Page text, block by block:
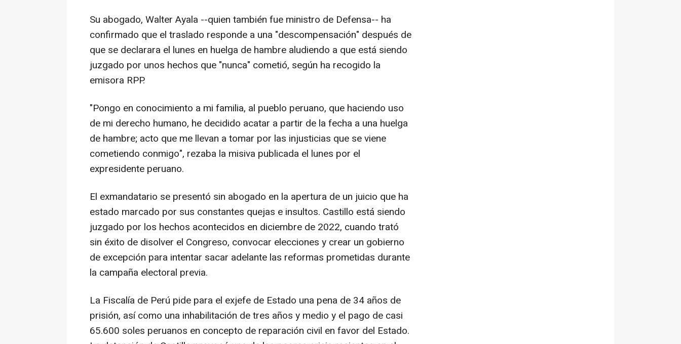
Su abogado, Walter Ayala --quien también fue ministro de Defensa-- ha
confirmado que el traslado responde a una "descompensación" después de
que se declarara el lunes en huelga de hambre aludiendo a que está siendo
juzgado por unos hechos que "nunca" cometió, según ha recogido la
emisora RPP.
"Pongo en conocimiento a mi familia, al pueblo peruano, que haciendo uso
de mi derecho humano, he decidido acatar a partir de la fecha a una huelga
de hambre; acto que me llevan a tomar por las injusticias que se viene
cometiendo conmigo", rezaba la misiva publicada el lunes por el
expresidente peruano.
El exmandatario se presentó sin abogado en la apertura de un juicio que ha
estado marcado por sus constantes quejas e insultos. Castillo está siendo
juzgado por los hechos acontecidos en diciembre de 2022, cuando trató
sin éxito de disolver el Congreso, convocar elecciones y crear un gobierno
de excepción para intentar sacar adelante las reformas prometidas durante
la campaña electoral previa.
La Fiscalía de Perú pide para el exjefe de Estado una pena de 34 años de
prisión, así como una inhabilitación de tres años y medio y el pago de casi
65.600 soles peruanos en concepto de reparación civil en favor del Estado.